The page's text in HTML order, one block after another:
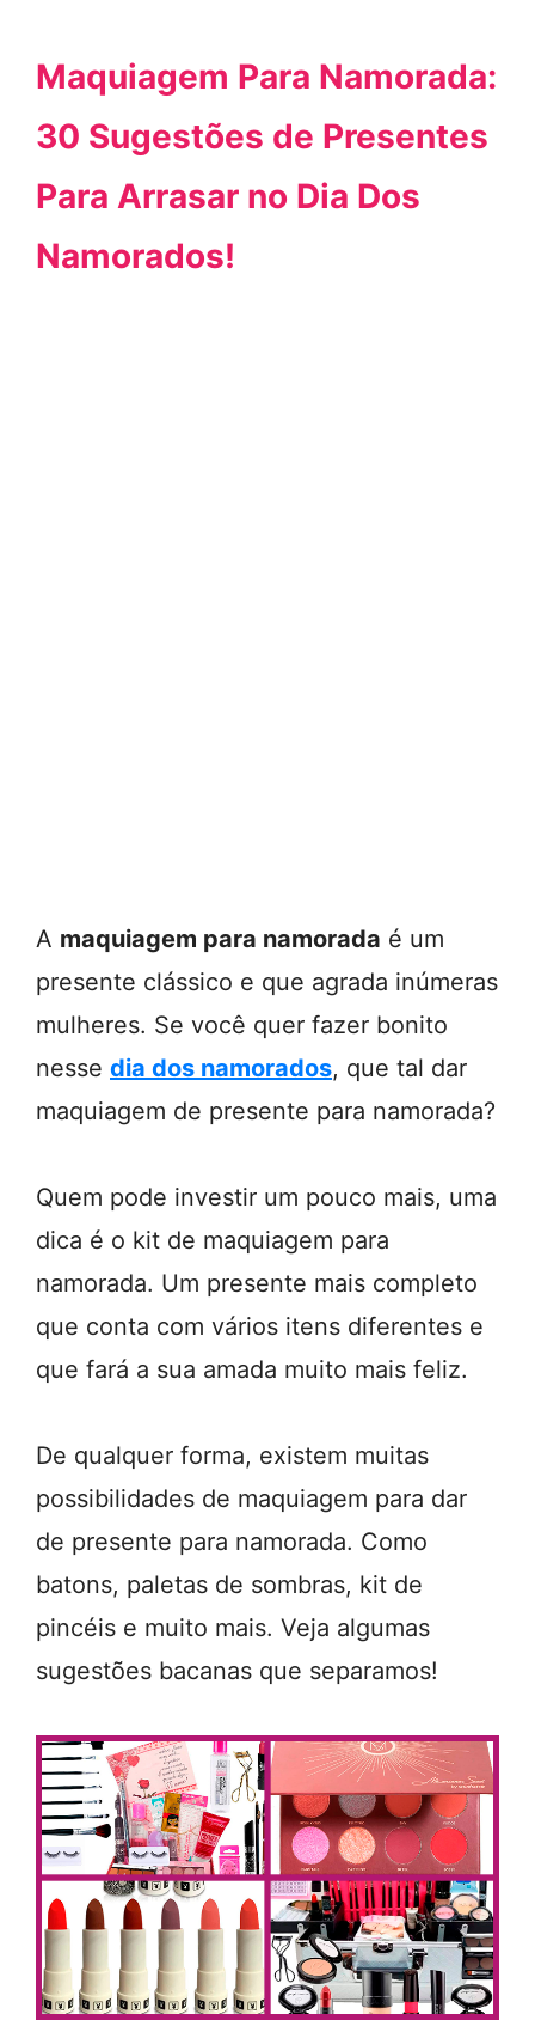
Maquiagem Para Namorada:
30 Sugestões de Presentes
Para Arrasar no Dia Dos
Namorados!
A maquiagem para namorada é um
presente clássico e que agrada inúmeras
mulheres. Se você quer fazer bonito
nesse dia dos namorados, que tal dar
maquiagem de presente para namorada?
Quem pode investir um pouco mais, uma
dica é o kit de maquiagem para
namorada. Um presente mais completo
que conta com vários itens diferentes e
que fará a sua amada muito mais feliz.
De qualquer forma, existem muitas
possibilidades de maquiagem para dar
de presente para namorada. Como
batons, paletas de sombras, kit de
pincéis e muito mais. Veja algumas
sugestões bacanas que separamos!